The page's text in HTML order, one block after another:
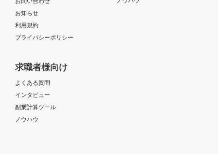
お知らせ
利用規約
プライバシーポリシー
求職者様向け
よくある質問
インタビュー
副業計算ツール
ノウハウ